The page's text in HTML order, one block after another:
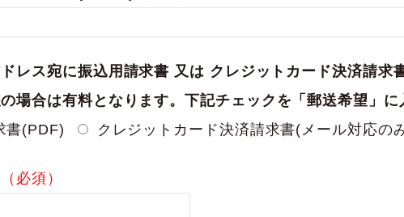
レス宛に振込用請求書 又は クレジットカード決済請求
場合は有料となります。下記チェックを「郵送希望」に
書(PDF)
クレジットカード決済請求書(メール対応の
（必須）